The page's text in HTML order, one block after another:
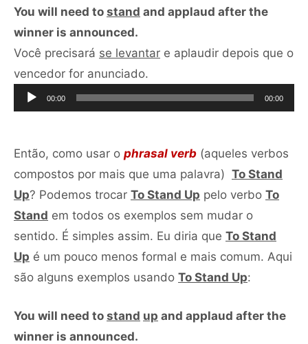
You will need to stand and applaud after the
winner is announced.
Você precisará se levantar e aplaudir depois que o
vencedor for anunciado.
de
áudio
00:00 00:00
Então, como usar o phrasal verb (aqueles verbos
compostos por mais que uma palavra) To Stand
Up? Podemos trocar To Stand Up pelo verbo To
Stand em todos os exemplos sem mudar o
sentido. É simples assim. Eu diria que To Stand
Up é um pouco menos formal e mais comum. Aqui
são alguns exemplos usando To Stand Up:
You will need to stand up and applaud after the
winner is announced.